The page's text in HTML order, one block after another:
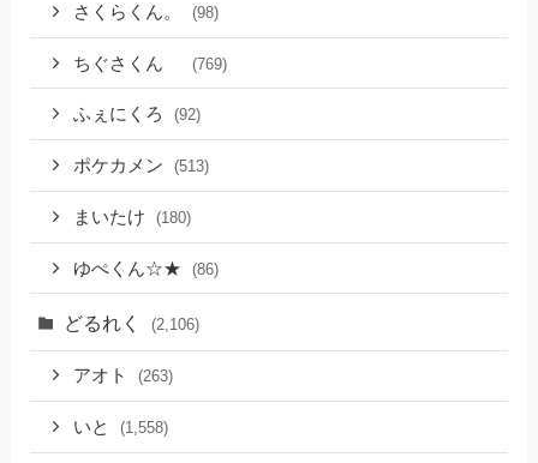
さくらくん。 (98)
ちぐさくん (769)
ふぇにくろ (92)
ポケカメン (513)
まいたけ (180)
ゆぺくん☆★ (86)
どるれく (2,106)
アオト (263)
いと (1,558)